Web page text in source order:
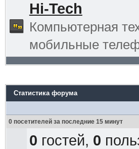
Hi-Tech
Компьютерная
мобильные
Статистика форума
0 посетителей за последние 15 минут
0 гостей, 0